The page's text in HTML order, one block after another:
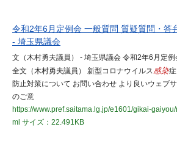
令和2年6月定例会 一般質問 質疑質問・答
- 埼玉県議会
文（木村勇夫議員） - 埼玉県議会 令和2年6月定
全文（木村勇夫議員） 新型コロナウイルス感染
防止対策について お問い合わせ より良いウェブ
のご意
https://www.pref.saitama.lg.jp/e1601/gikai-
ml サイズ：22.491KB